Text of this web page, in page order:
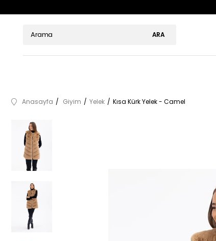
Anasayfa Giyim Yelek Kısa Kürk Yelek - Camel